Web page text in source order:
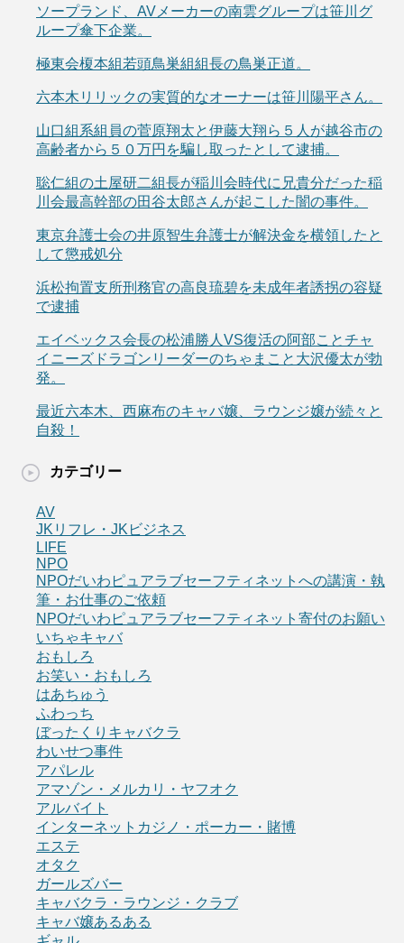
ソープランド、AVメーカーの南雲グループは笹川グ
ループ傘下企業。
極東会榎本組若頭鳥巣組組長の鳥巣正道。
六本木リリックの実質的なオーナーは笹川陽平さん。
山口組系組員の菅原翔太と伊藤大翔ら５人が越谷市の
高齢者から５０万円を騙し取ったとして逮捕。
聡仁組の土屋研二組長が稲川会時代に兄貴分だった稲
川会最高幹部の田谷太郎さんが起こした闇の事件。
東京弁護士会の井原智生弁護士が解決金を横領したと
して懲戒処分
浜松拘置支所刑務官の高良琉碧を未成年者誘拐の容疑
で逮捕
エイベックス会長の松浦勝人VS復活の阿部ことチャ
イニーズドラゴンリーダーのちゃまこと大沢優太が勃
発。
最近六本木、西麻布のキャバ嬢、ラウンジ嬢が続々と
自殺！
カテゴリー
AV
JKリフレ・JKビジネス
LIFE
NPO
NPOだいわピュアラブセーフティネットへの講演・執
筆・お仕事のご依頼
NPOだいわピュアラブセーフティネット寄付のお願い
いちゃキャバ
おもしろ
お笑い・おもしろ
はあちゅう
ふわっち
ぼったくりキャバクラ
わいせつ事件
アパレル
アマゾン・メルカリ・ヤフオク
アルバイト
インターネットカジノ・ポーカー・賭博
エステ
オタク
ガールズバー
キャバクラ・ラウンジ・クラブ
キャバ嬢あるある